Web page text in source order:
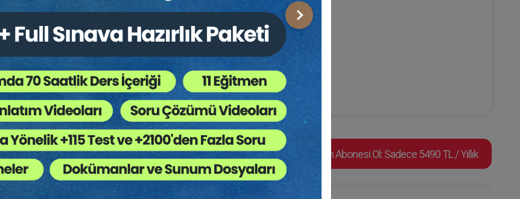
Sonraki
Video Eğitim Abonesi Ol: Sadece 5490 TL / Yıllık